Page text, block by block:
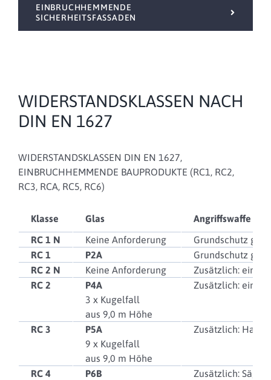
EINBRUCHHEMMENDE
SICHERHEITSFASSADEN
WIDERSTANDSKLASSEN NACH
DIN EN 1627
WIDERSTANDSKLASSEN DIN EN 1627,
EINBRUCHHEMMENDE BAUPRODUKTE (RC1, RC2,
RC3, RCA, RC5, RC6)
Klasse Glas
Angriffswaffe
RC 1 N
Keine Anforderung
Grundschutz
RC 1
P2A
Grundschutz
RC 2 N
Keine Anforderung
Zusätzlich:
RC 2
P4A
3 x Kugelfall
aus 9,0 m Höhe
Zusätzlich:
RC 3
P5A
9 x Kugelfall
aus 9,0 m Höhe
Zusätzlich:
RC 4
P6B
Zusätzlich: